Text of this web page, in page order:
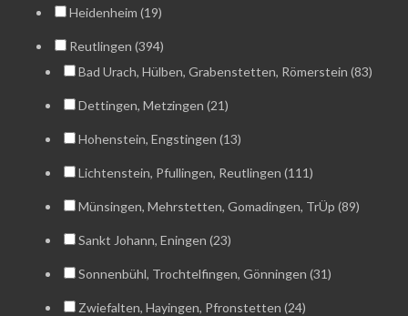
Heidenheim (19)
Reutlingen (394)
Bad Urach, Hülben, Grabenstetten, Römerstein (83)
Dettingen, Metzingen (21)
Hohenstein, Engstingen (13)
Lichtenstein, Pfullingen, Reutlingen (111)
Münsingen, Mehrstetten, Gomadingen, TrÜp (89)
Sankt Johann, Eningen (23)
Sonnenbühl, Trochtelfingen, Gönningen (31)
Zwiefalten, Hayingen, Pfronstetten (24)